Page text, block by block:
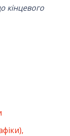
кінцевого